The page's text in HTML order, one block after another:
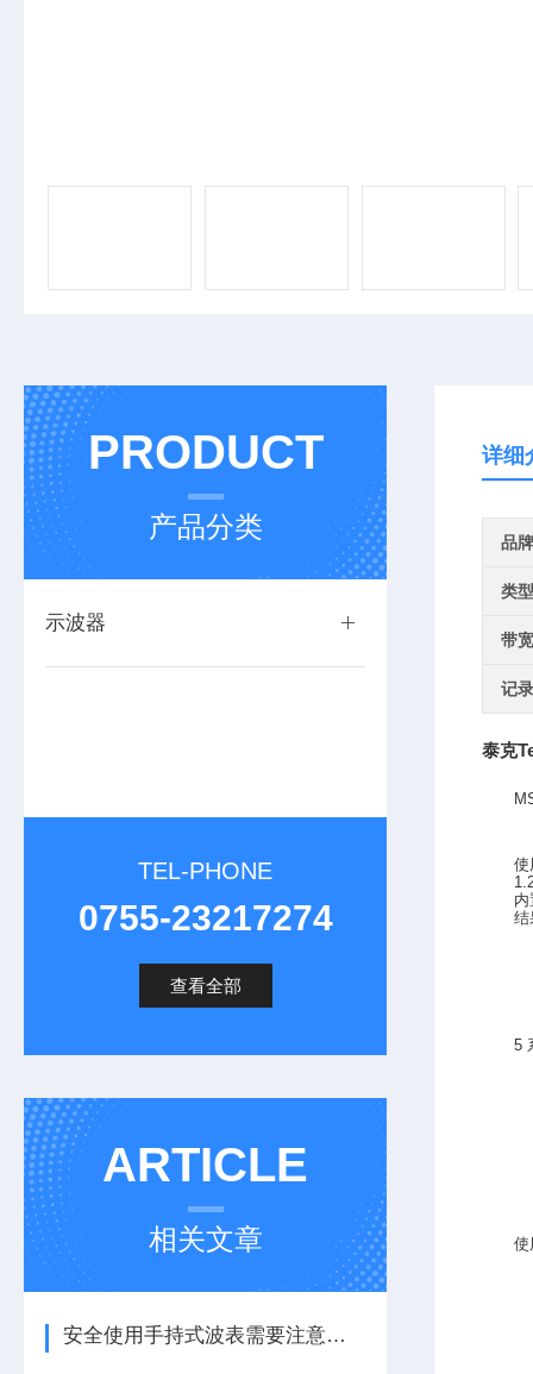
PRODUCT
产品分类
示波器
TEL-PHONE
0755-23217274
查看全部
ARTICLE
相关文章
安全使用手持式波表需要注意哪些事项
详细
品牌
类型
带宽
记
泰克
使
内
结
5
使